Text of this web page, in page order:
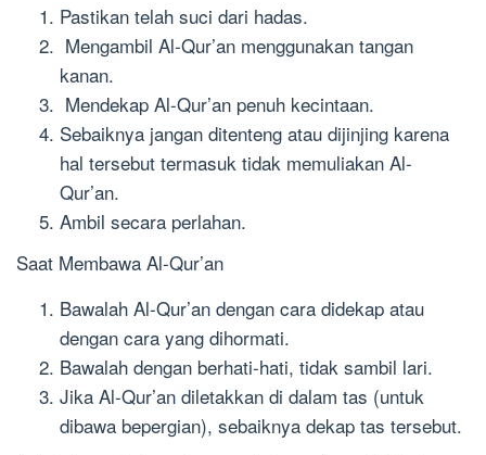
Pastikan telah suci dari hadas.
Mengambil Al-Qur’an menggunakan tangan
kanan.
Mendekap Al-Qur’an penuh kecintaan.
Sebaiknya jangan ditenteng atau dijinjing karena
hal tersebut termasuk tidak memuliakan Al-
Qur’an.
Ambil secara perlahan.
Saat Membawa Al-Qur’an
Bawalah Al-Qur’an dengan cara didekap atau
dengan cara yang dihormati.
Bawalah dengan berhati-hati, tidak sambil lari.
Jika Al-Qur’an diletakkan di dalam tas (untuk
dibawa bepergian), sebaiknya dekap tas tersebut.